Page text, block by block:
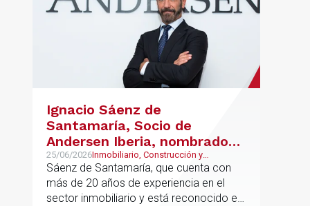
Ignacio Sáenz de
Santamaría, Socio de
Andersen Iberia, nombrado
director europeo de
Inmobiliario de Andersen
25/06/2026Inmobiliario, Construcción y
Urbanismo, Real Estate
Sáenz de Santamaría, que cuenta con
más de 20 años de experiencia en el
sector inmobiliario y está reconocido en